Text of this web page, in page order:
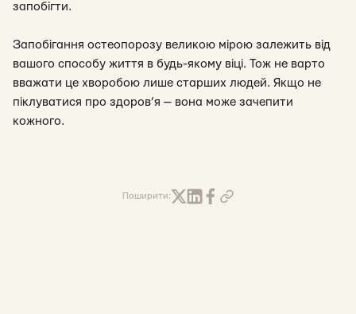
запобігти.
Запобігання остеопорозу великою мірою залежить від
вашого способу життя в будь-якому віці. Тож не варто
вважати це хворобою лише старших людей. Якщо не
піклуватися про здоров’я — вона може зачепити
кожного.
Поширити: